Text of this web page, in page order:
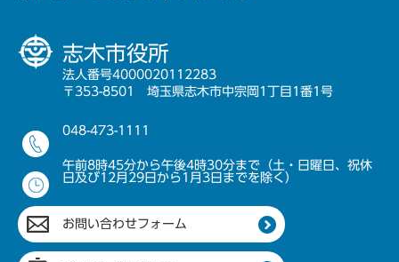
志木市役所
法人番号4000020112283
〒353-8501 埼玉県志木市中宗岡1丁目1番1号
048-473-1111
午前8時45分から午後4時30分まで（土・日曜日、祝休
日及び12月29日から1月3日までを除く）
お問い合わせフォーム